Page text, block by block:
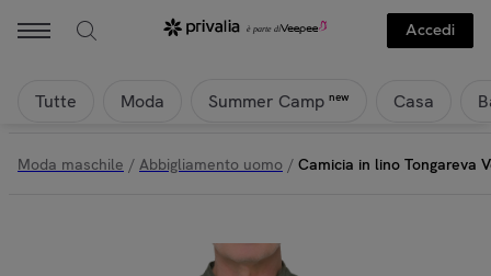
Accedi
Tutte Moda Summer Camp new Casa
Moda maschile / Abbigliamento uomo / Camicia in lino Tongareva